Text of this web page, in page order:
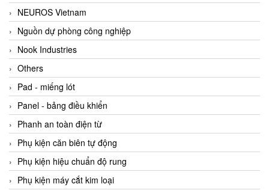
Bedook
Bei Sensor
Beijer
Beinlich-pumps
Beka
BEKO
Belimo
Benetech Vietnam
Bently Nevada
Bentone Vietnam
NEUROS Vietnam
Nguồn dự phòng công nghiệp
Nook Industries
Others
Pad - miếng lót
Panel - bảng điều khiển
Phanh an toàn điện từ
Phụ kiện căn biên tự động
Phụ kiện hiệu chuẩn độ rung
Phụ kiện máy cắt kim loại